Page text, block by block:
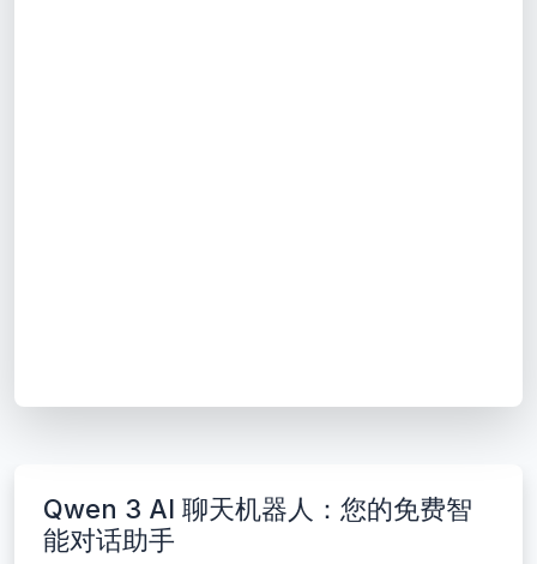
Qwen 3 AI 聊天机器人：您的免费智
能对话助手